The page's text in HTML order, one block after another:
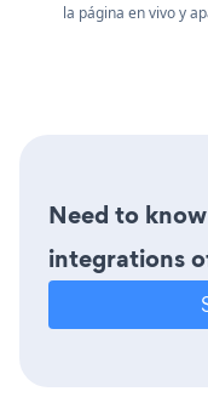
la página en vivo y
Need to
integrations